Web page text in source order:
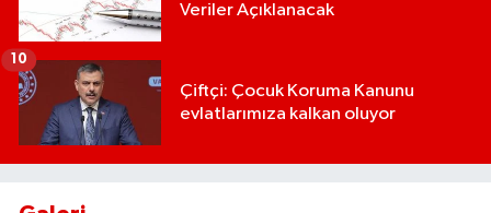
Veriler Açıklanacak
Çiftçi: Çocuk Koruma Kanunu
evlatlarımıza kalkan oluyor
10